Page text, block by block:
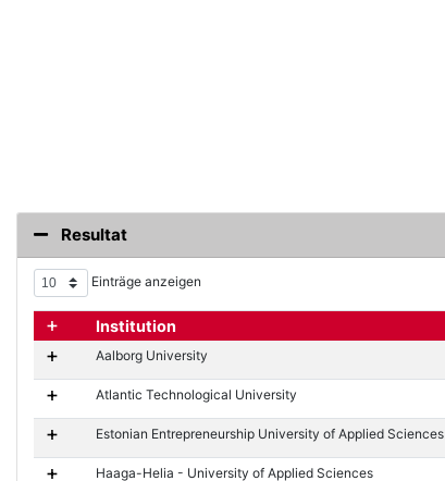
Resultat
Einträge anzeigen
Details anzeigen / Details verbergen
Institution
Aalborg University
Atlantic Technological University
Estonian Entrepreneurship University of Applied Sciences
Haaga-Helia - University of Applied Sciences